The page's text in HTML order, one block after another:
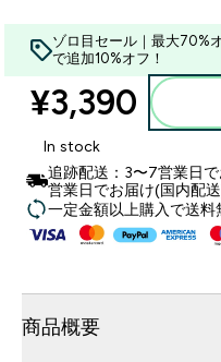
ゾロ目セール｜最大70%
で追加10%オフ！
¥3,390‎
In stock
追跡配送：3〜7営業日
営業日でお届け(国内配
一定金額以上購入で送料
商品概要